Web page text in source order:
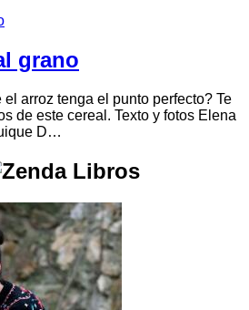
grano
arroz tenga el punto perfecto? Te
de este cereal. Texto y fotos Elena
D…